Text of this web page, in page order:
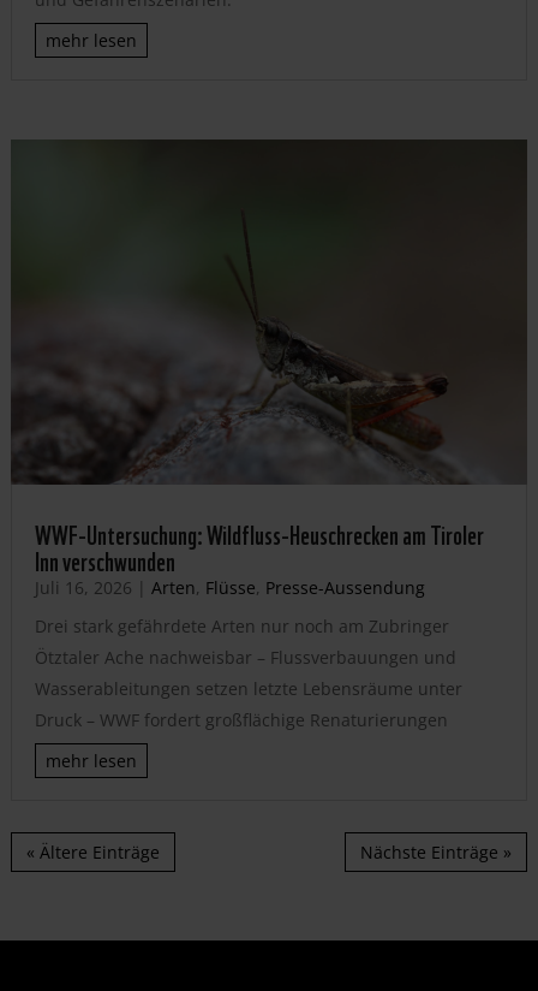
mehr lesen
WWF-Untersuchung: Wildfluss-Heuschrecken am Tiroler
Inn verschwunden
Juli 16, 2026 | Arten, Flüsse, Presse-Aussendung
Drei stark gefährdete Arten nur noch am Zubringer
Ötztaler Ache nachweisbar – Flussverbauungen und
Wasserableitungen setzen letzte Lebensräume unter
Druck – WWF fordert großflächige Renaturierungen
mehr lesen
« Ältere Einträge Nächste Einträge »